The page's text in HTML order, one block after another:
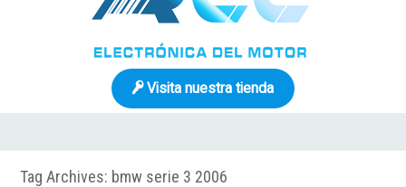
Visita nuestra tienda
Tag Archives: bmw serie 3 2006